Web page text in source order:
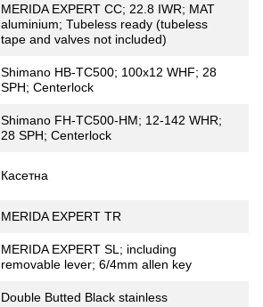
MERIDA EXPERT CC; 22.8 IWR; MAT
aluminium; Tubeless ready (tubeless
tape and valves not included)
Shimano HB-TC500; 100x12 WHF; 28
SPH; Centerlock
Shimano FH-TC500-HM; 12-142 WHR;
28 SPH; Centerlock
Касетна
MERIDA EXPERT TR
MERIDA EXPERT SL; including
removable lever; 6/4mm allen key
Double Butted Black stainless